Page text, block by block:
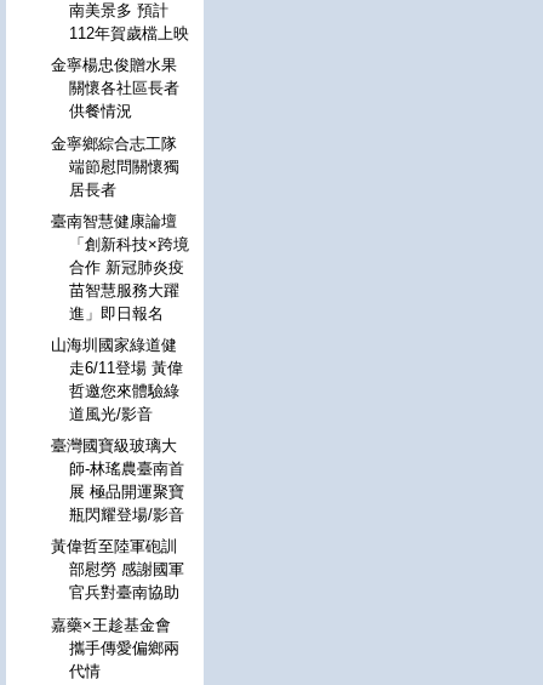
南美景多 預計
112年賀歲檔上映
金寧楊忠俊贈水果
關懷各社區長者
供餐情況
金寧鄉綜合志工隊
端節慰問關懷獨
居長者
臺南智慧健康論壇
「創新科技×跨境
合作 新冠肺炎疫
苗智慧服務大躍
進」即日報名
山海圳國家綠道健
走6/11登場 黃偉
哲邀您來體驗綠
道風光/影音
臺灣國寶級玻璃大
師-林瑤農臺南首
展 極品開運聚寶
瓶閃耀登場/影音
黃偉哲至陸軍砲訓
部慰勞 感謝國軍
官兵對臺南協助
嘉藥×王趁基金會
攜手傳愛偏鄉兩
代情